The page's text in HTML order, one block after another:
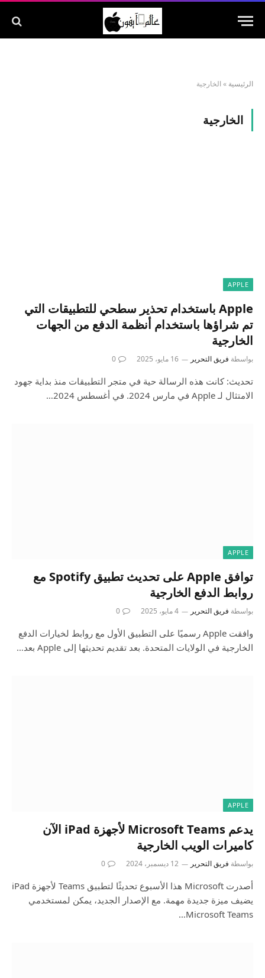
الرئيسية » الخارجية
الخارجية
APPLE
Apple باستخدام تحذير سطحي للتطبيقات التي
تم شراؤها باستخدام أنظمة الدفع من الجهات
الخارجية
بواسطة فريق التحرير 16 مايو، 2025 0
تحديث: كانت هذه الرسالة حية في متجر التطبيقات منذ بداية جهود
الامتثال لـ Apple في مارس 2024. في أغسطس 2024…
APPLE
توافق Apple على تحديث تطبيق Spotify مع
روابط الدفع الخارجية
بواسطة فريق التحرير 4 مايو، 2025 0
وافقت Apple رسميًا على التطبيق الأول مع روابط لخيارات الدفع
الخارجية في الولايات المتحدة. بعد تقديم تحديثها إلى Apple بعد…
APPLE
يدعم Microsoft Teams لأجهزة iPad الآن
كاميرات الويب الخارجية
بواسطة فريق التحرير 12 ديسمبر، 2024 0
أصدرت Microsoft هذا الأسبوع تحديثًا لتطبيق Teams لأجهزة iPad
يضيف ميزة جديدة مهمة. مع الإصدار الجديد، يمكن لمستخدمي
Microsoft Teams…